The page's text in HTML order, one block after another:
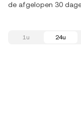
de afgelopen 30
1u 24u